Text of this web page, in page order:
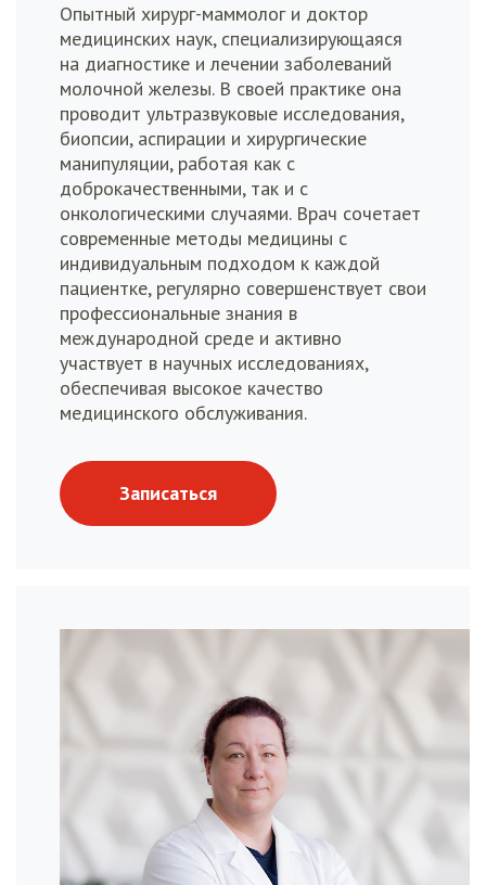
Опытный хирург-маммолог и доктор
медицинских наук, специализирующаяся
на диагностике и лечении заболеваний
молочной железы. В своей практике она
проводит ультразвуковые исследования,
биопсии, аспирации и хирургические
манипуляции, работая как с
доброкачественными, так и с
онкологическими случаями. Врач сочетает
современные методы медицины с
индивидуальным подходом к каждой
пациентке, регулярно совершенствует свои
профессиональные знания в
международной среде и активно
участвует в научных исследованиях,
обеспечивая высокое качество
медицинского обслуживания.
Записаться